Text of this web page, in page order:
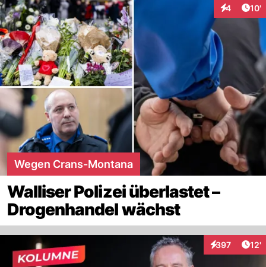
4 10'
Wegen Crans-Montana
Walliser Polizei überlastet –
Drogenhandel wächst
397
Interaktionen
12'